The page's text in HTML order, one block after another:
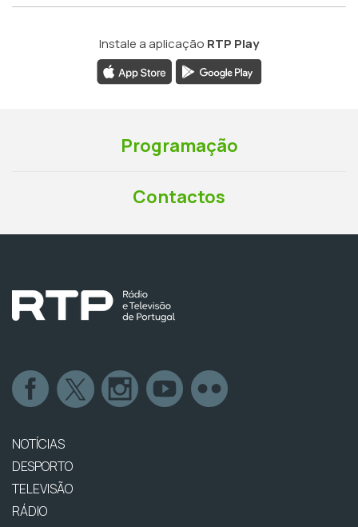
Instale a aplicação RTP Play
Programação
Contactos
NOTÍCIAS
DESPORTO
TELEVISÃO
RÁDIO